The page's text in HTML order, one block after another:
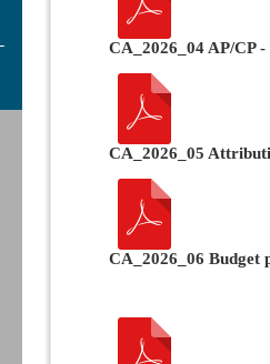
CA_2026_04 AP/CP
CA_2026_05
CA_2026_06